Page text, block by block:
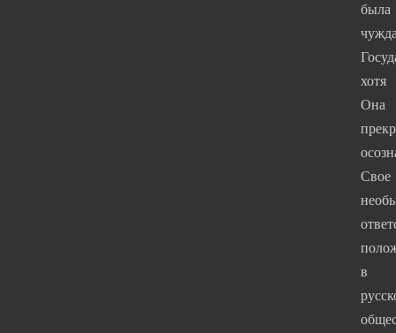
была
хотя
Она
Свое
в